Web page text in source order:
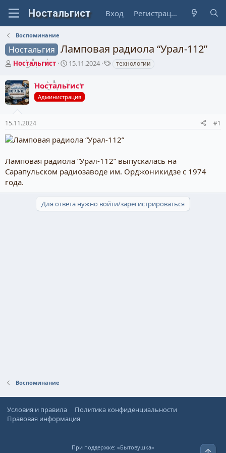
Вход Регистрация
Воспоминание
Ностальгия Ламповая радиола “Урал-112”
А
т
о
р
м
ы
Ностальгист
Д
т
а
н
ч
а
15.11.2024 технологии
Ностальгист
Администрация
15.11.2024 #1
Ламповая радиола “Урал-112” выпускалась на
Сарапульском радиозаводе им. Орджоникидзе с 1974
года.
Для ответа нужно войти/зарегистрироваться
Воспоминание
Условия и правила
Политика конфиденциальности
Правовая информация
При поддержке: «Бытовушка»